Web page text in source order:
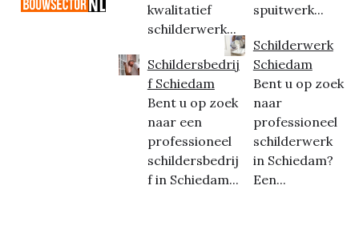
kwalitatief
schilderwerk...
Schildersbedrij
f Schiedam
Bent u op zoek
naar een
professioneel
schildersbedrij
f in Schiedam...
spuitwerk...
Schilderwerk
Schiedam
Bent u op zoek
naar
professioneel
schilderwerk
in Schiedam?
Een...